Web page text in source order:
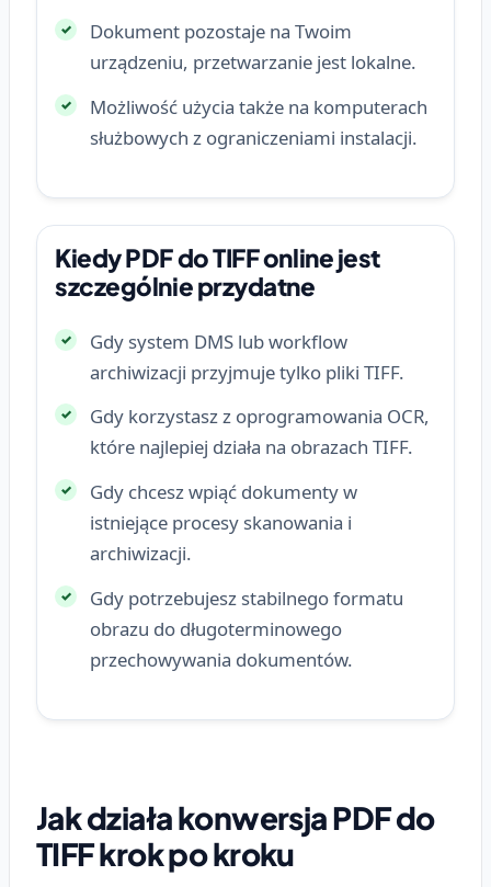
Dokument pozostaje na Twoim
urządzeniu, przetwarzanie jest lokalne.
Możliwość użycia także na komputerach
służbowych z ograniczeniami instalacji.
Kiedy PDF do TIFF online jest
szczególnie przydatne
Gdy system DMS lub workflow
archiwizacji przyjmuje tylko pliki TIFF.
Gdy korzystasz z oprogramowania OCR,
które najlepiej działa na obrazach TIFF.
Gdy chcesz wpiąć dokumenty w
istniejące procesy skanowania i
archiwizacji.
Gdy potrzebujesz stabilnego formatu
obrazu do długoterminowego
przechowywania dokumentów.
Jak działa konwersja PDF do
TIFF krok po kroku